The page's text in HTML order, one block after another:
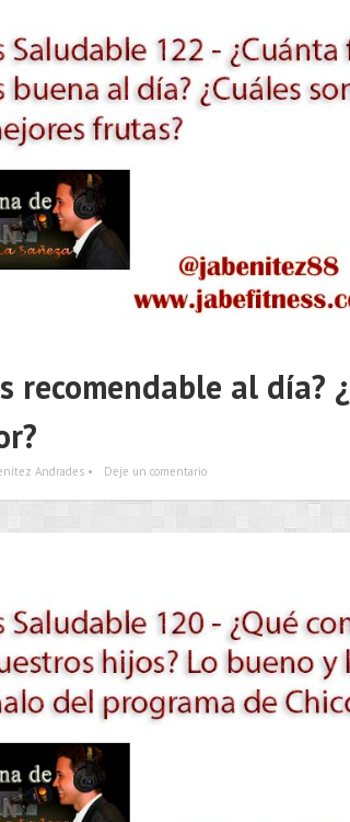
recomendable al día?
Andrades • Deje un comentario